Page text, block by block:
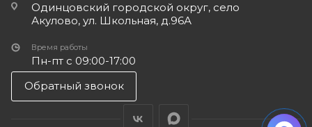
Одинцовский городской округ, село
Акулово, ул. Школьная, д.96А
Время работы
Пн-пт с 09:00-17:00
Обратный звонок